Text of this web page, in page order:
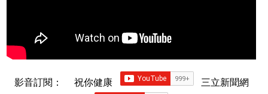
影音訂閱： 祝你健康 三立新聞網